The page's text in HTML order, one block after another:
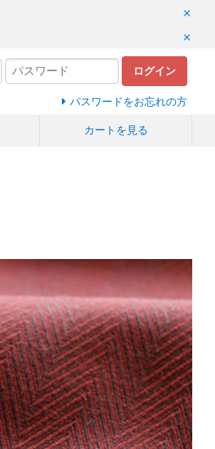
ログイン
パスワードをお忘れの方
カートを見る